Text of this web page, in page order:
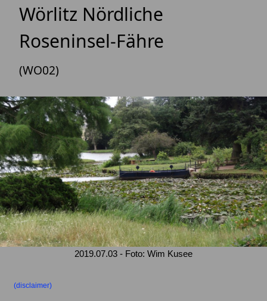
Wörlitz Nördliche
Roseninsel-Fähre
(WO02)
2019.07.03 - Foto: Wim Kusee
(disclaimer)